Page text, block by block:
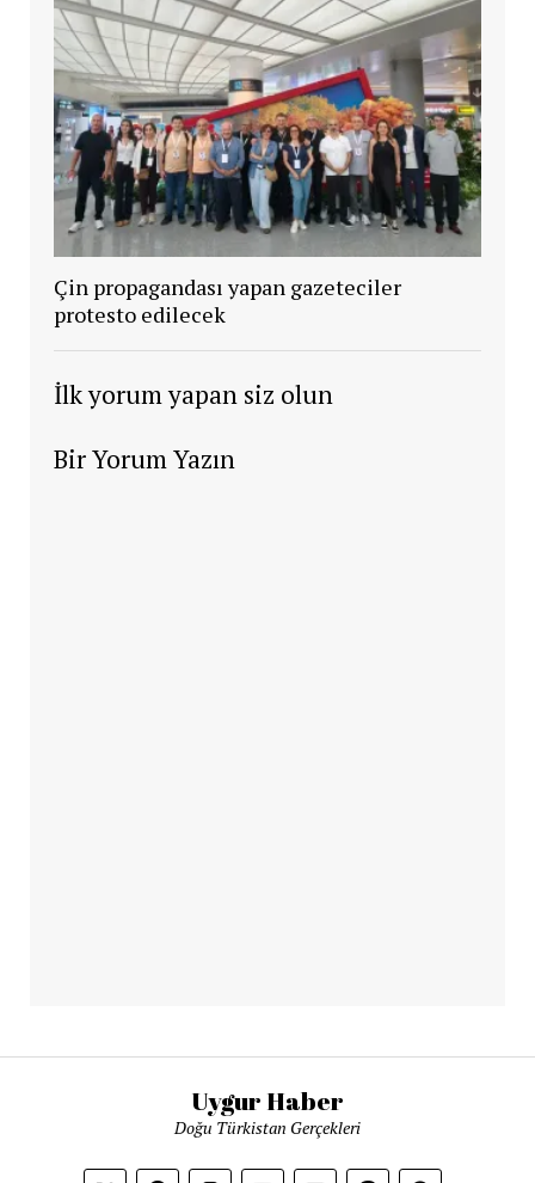
Çin propagandası yapan gazeteciler
protesto edilecek
İlk yorum yapan siz olun
Bir Yorum Yazın
Uygur Haber
Doğu Türkistan Gerçekleri